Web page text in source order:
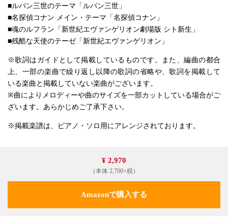
■ルパン三世のテーマ「ルパン三世」
■名探偵コナン メイン・テーマ「名探偵コナン」
■魂のルフラン「新世紀エヴァンゲリオン劇場版 シト新生」
■残酷な天使のテーゼ「新世紀エヴァンゲリオン」
※歌詞はガイドとして掲載しているものです。また、編曲の都合
上、一部の楽曲で繰り返し以降の歌詞の省略や、歌詞を掲載して
いる楽曲と掲載していない楽曲がございます。
※曲によりメロディーや曲のサイズを一部カットしている場合がご
ざいます。あらかじめご了承下さい。
※掲載楽譜は、ピアノ・ソロ用にアレンジされております。
¥ 2,970
（本体 2,700+税）
Amazonで購入する